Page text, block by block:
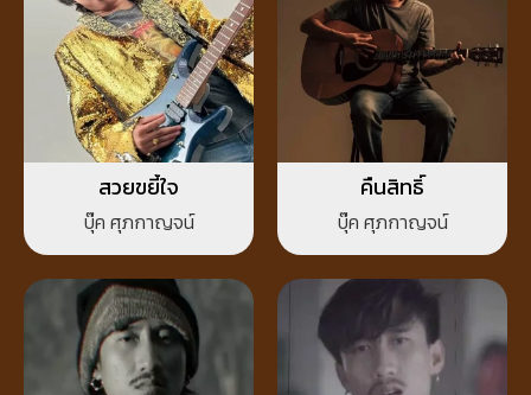
สวยขยี้ใจ
บุ๊ค ศุภกาญจน์
คืนสิทธิ์
บุ๊ค ศุภกาญจน์